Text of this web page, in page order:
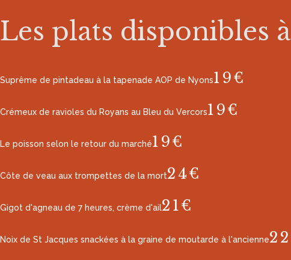
Les plats disponibles
Suprême de pintadeau à la tapenade AOP de Nyons19€
Crémeux de ravioles du Royans au Bleu du Vercors19€
Le poisson selon le retour du marché19€
Côte de veau aux trompettes de la mort24€
Gigot d'agneau de 7 heures, crème d'ail21€
Noix de St Jacques snackées à la graine de moutarde à l'ancienne